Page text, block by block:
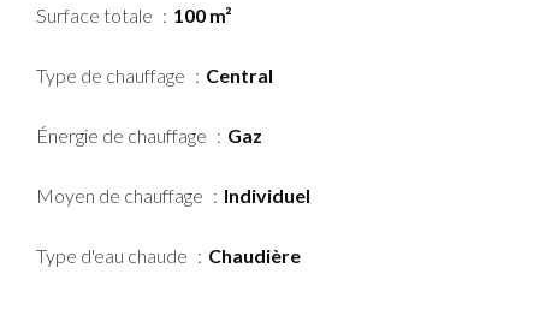
Surface totale 100 m²
Type de chauffage Central
Énergie de chauffage Gaz
Moyen de chauffage Individuel
Type d'eau chaude Chaudière